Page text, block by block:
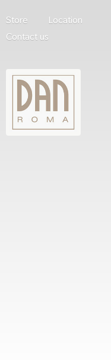
Store
Location
Contact us